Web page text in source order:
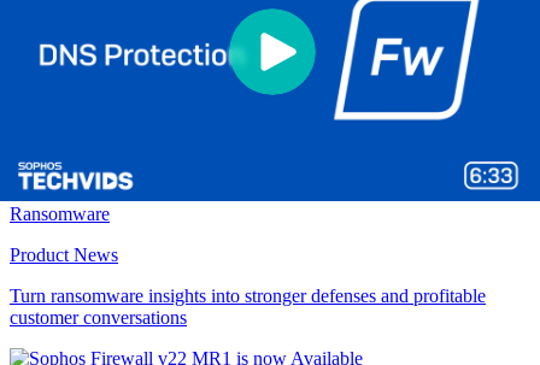
Sophos CISO Advantage sera bientôt disponible. Voici pourquoi
être un des premiers à l’adopter.
Resources
Ransomware
Product News
Turn ransomware insights into stronger defenses and profitable
customer conversations